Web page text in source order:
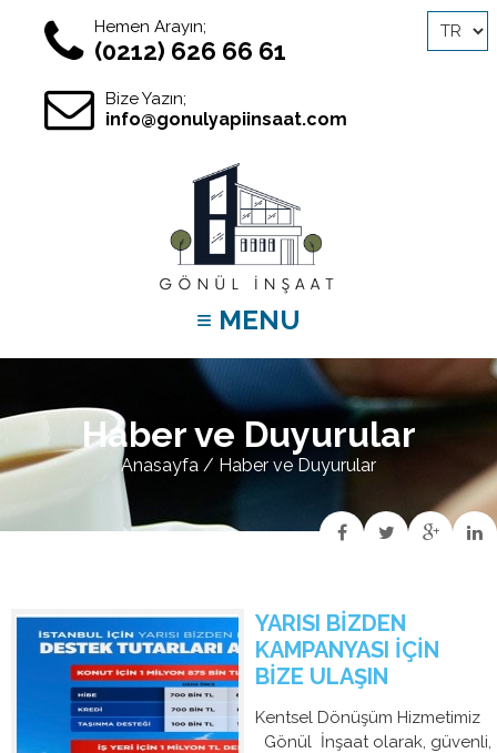
Hemen Arayın;
(0212) 626 66 61
Bize Yazın;
info@gonulyapiinsaat.com
≡ MENU
Haber ve Duyurular
Anasayfa / Haber ve Duyurular
YARISI BİZDEN
KAMPANYASI İÇİN
BİZE ULAŞIN
Kentsel Dönüşüm Hizmetimiz
Gönül İnşaat olarak, güvenli,